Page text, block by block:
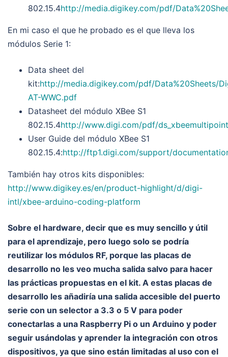
802.15.4http://media.digikey.com/pdf/
En mi caso el que he probado es el que lleva los
módulos Serie 1:
Data sheet del
kit:http://media.digikey.com/pdf/Data%20Sheets/
AT-WWC.pdf
Datasheet del módulo XBee S1
802.15.4http://www.digi.com/pdf/
User Guide del módulo XBee S1
802.15.4:http://ftp1.digi.com/support/
También hay otros kits disponibles:
http://www.digikey.es/en/product-highlight/d/digi-
intl/xbee-arduino-coding-platform
Sobre el hardware, decir que es muy sencillo y útil
para el aprendizaje, pero luego solo se podría
reutilizar los módulos RF, porque las placas de
desarrollo no les veo mucha salida salvo para hacer
las prácticas propuestas en el kit. A estas placas de
desarrollo les añadiría una salida accesible del puerto
serie con un selector a 3.3 o 5 V para poder
conectarlas a una Raspberry Pi o un Arduino y poder
seguir usándolas y aprender la integración con otros
dispositivos, ya que sino están limitadas al uso con el